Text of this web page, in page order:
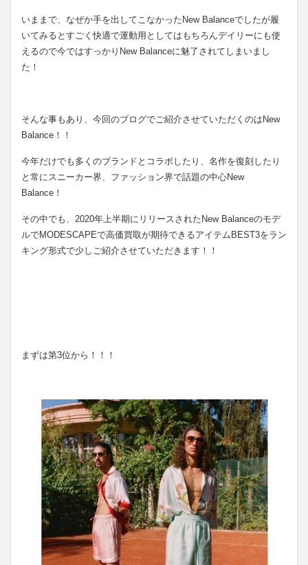
いままで、なぜか手を出してこなかったNew Balanceでしたが履
いてみるとすごく快適で運動用としてはもちろんデイリーにも使
えるので今ではすっかりNew Balanceに魅了されてしまいまし
た！
そんな事もあり、今回のブログでご紹介させていただくのはNew
Balance！！
今年だけでも多くのブランドとコラボしたり、名作を復刻したり
と常にスニーカー界、ファッション界で話題の中心New
Balance！
その中でも、2020年上半期にリリースされたNew Balanceのモデ
ルでMODESCAPEで高価買取が期待できるアイテムBEST3をラン
キング形式で少しご紹介させていただきます！！
まずは第3位から！！！